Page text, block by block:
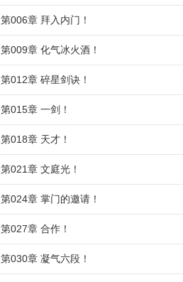
第006章 拜入内门！
第009章 化气冰火酒！
第012章 碎星剑诀！
第015章 一剑！
第018章 天才！
第021章 文庭光！
第024章 掌门的邀请！
第027章 合作！
第030章 凝气六段！